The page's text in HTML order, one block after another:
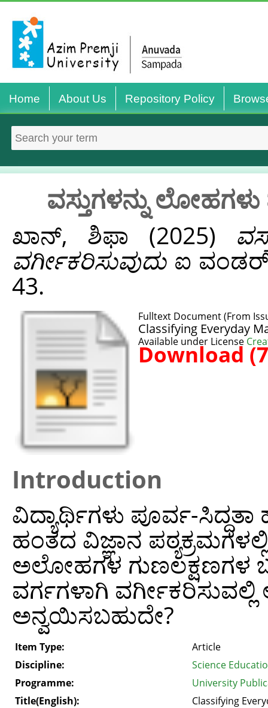
Home About Us Repository Policy
ವಸ್ತುಗಳನ್ನು
ಖಾನ್, ಶಿಫಾ (2025)
ವರ್ಗೀಕರಿಸುವುದುಐ
43.
Fulltext Document (From
Classifying Everyday
Available under License
Download
Introduction
ವಿದ್ಯಾರ್ಥಿಗಳು ಪೂರ್ವ-
ಹಂತದ ವಿಜ್ಞಾನ
ಅಲೋಹಗಳ ಗುಣಲಕ್ಷಣಗಳ
ವರ್ಗಗಳಾಗಿ ವರ್ಗೀಕರಿಸುವಲ್ಲಿ
ಅನ್ವಯಿಸಬಹುದೇ?
Item Type:
Article
Discipline:
Science
Programme:
University
Title(English):
Classifying